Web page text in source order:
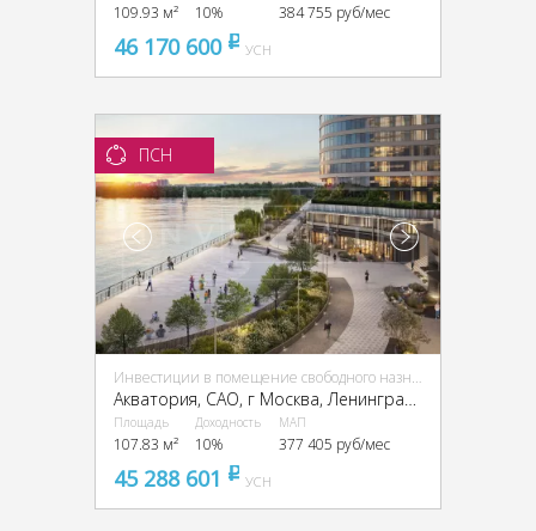
109.93 м² 10% 384 755 руб/мес
46 170 600 pуб
УСН
ПСН
Инвестиции в помещение свободного назначения (ПСН)
Акватория, CАО, г Москва, Ленинградское ш., 69
Площадь
107.83 м²
Доходность
10%
МАП
377 405 руб/мес
45 288 601 pуб
УСН